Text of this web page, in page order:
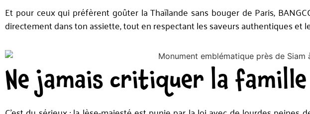
Et pour ceux qui préfèrent goûter la Thaïlande sans bouger de Paris,
directement dans ton assiette, tout en respectant les saveurs authentiques et
Ne jamais critiquer la